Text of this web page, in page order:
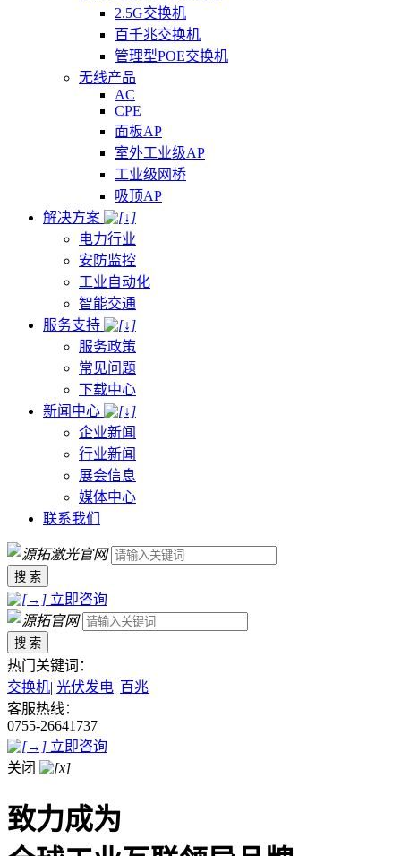
2.5G交换机
百千兆交换机
管理型POE交换机
无线产品
AC
CPE
面板AP
室外工业级AP
工业级网桥
吸顶AP
解决方案
电力行业
安防监控
工业自动化
智能交通
服务支持
服务政策
常见问题
下载中心
新闻中心
企业新闻
行业新闻
展会信息
媒体中心
联系我们
搜 索
立即咨询
搜 索
热门关键词：
交换机| 光伏发电| 百兆
客服热线：
0755-26641737
立即咨询
关闭
致力成为